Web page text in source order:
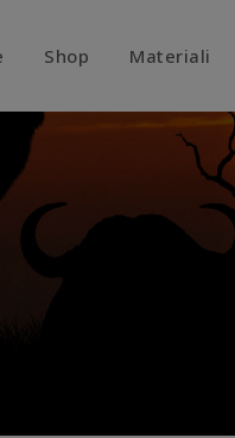
Shop Materiali